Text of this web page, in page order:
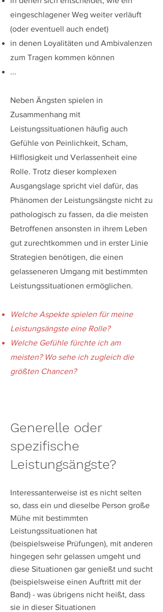
eingeschlagener Weg weiter verläuft
(oder eventuell auch endet)
in denen Loyalitäten und Ambivalenzen
zum Tragen kommen können
...​
Neben Ängsten spielen in
Zusammenhang mit
Leistungssituationen häufig auch
Gefühle von Peinlichkeit, Scham,
Hilflosigkeit und Verlassenheit eine
Rolle. Trotz dieser komplexen
Ausgangslage spricht viel dafür, das
Phänomen der Leistungsängste nicht zu
pathologisch zu fassen, da die meisten
Betroffenen ansonsten in ihrem Leben
gut zurechtkommen und in erster Linie
Strategien benötigen, die einen
gelasseneren Umgang mit bestimmten
Leistungssituationen ermöglichen.
Welche Aspekte spielen für meine
Leistungsängste eine Rolle?
Welche Gefühle fürchte ich am
meisten? Wo sehe ich zugleich die
größten Chancen?
​Generelle oder
spezifische
Leistungsängste?
Interessanterweise ist es nicht selten
so, dass ein und dieselbe Person große
Mühe mit bestimmten
Leistungssituationen hat
(beispielsweise Prüfungen), mit anderen
hingegen sehr gelassen umgeht und
diese Situationen gar genießt und sucht
(beispielsweise einen Auftritt mit der
Band) - was übrigens nicht heißt, dass
sie in dieser Situationen